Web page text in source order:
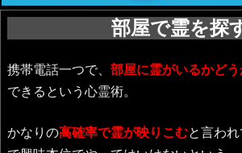
部屋で霊を探
携帯電話一つで、 部屋に霊がいるかどう
できるという心霊術。
かなりの高確率で霊が映りこむと言われ